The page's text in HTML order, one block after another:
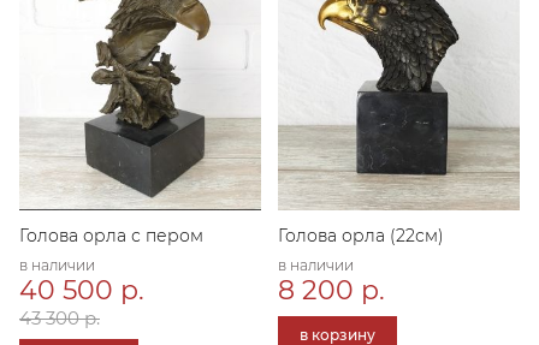
Голова орла с пером
в наличии
40 500 р.
43 300 р.
Голова орла (22см)
в наличии
8 200 р.
в корзину